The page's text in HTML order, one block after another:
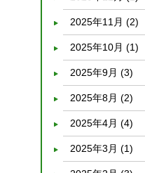
2025年11月 (2)
2025年10月 (1)
2025年9月 (3)
2025年8月 (2)
2025年4月 (4)
2025年3月 (1)